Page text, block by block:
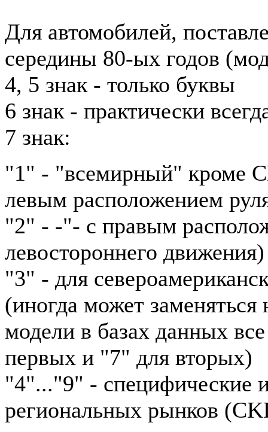
Для автомобилей,
середины 80-ых годов
4, 5 знак - только буквы
6 знак - практически
7 знак:
"1" - "всемирный" кроме
левым расположением
"2" - -"- с правым
левостороннего движения)
"3" - для
(иногда может
модели в базах данных
первых и "7" для вторых)
"4"..."9" - специфические
региональных рынков